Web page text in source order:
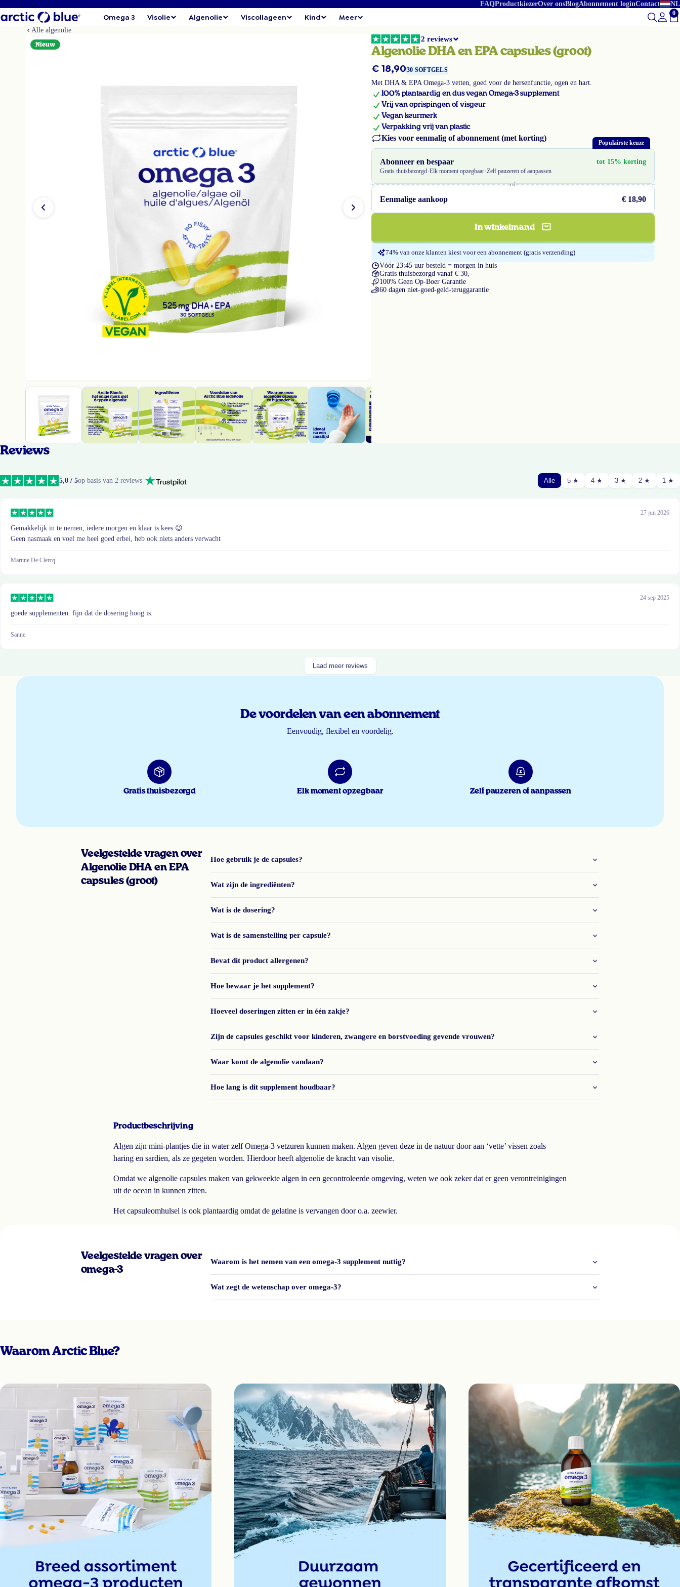
FAQProductkiezerOver onsBlogAbonnement loginContact NL
Omega 3 Visolie Algenolie Viscollageen Kind Meer 0
Alle algenolie
Nieuw
2 reviews
Algenolie DHA en EPA capsules (groot)
Normale
prijs
€ 18,9030 SOFTGELS
Met DHA & EPA Omega-3 vetten, goed voor de hersenfunctie, ogen en hart.
100% plantaardig en dus vegan Omega-3 supplement
Vrij van oprispingen of visgeur
Vegan keurmerk
Verpakking vrij van plastic
Kies voor eenmalig of abonnement (met korting)
Populairste keuze
Abonneer en bespaar tot 15% korting
Gratis thuisbezorgd·Elk moment opzegbaar·Zelf pauzeren of aanpassen
of
Eenmalige aankoop € 18,90
In winkelmand
74% van onze klanten kiest voor een abonnement (gratis verzending)
Vóór 23:45 uur besteld = morgen in huis
Gratis thuisbezorgd vanaf € 30,-
100% Geen Op-Boer Garantie
60 dagen niet-goed-geld-teruggarantie
Reviews
5,0 / 5op basis van 2 reviews Alle 5 ★ 4 ★ 3 ★ 2 ★ 1 ★
27 jun 2026
Gemakkelijk in te nemen, iedere morgen en klaar is kees 😉
Geen nasmaak en voel me heel goed erbei, heb ook niets anders verwacht
Martine De Clercq
24 sep 2025
goede supplementen. fijn dat de dosering hoog is.
Sanne
Laad meer reviews
De voordelen van een abonnement
Eenvoudig, flexibel en voordelig.
Gratis thuisbezorgd Elk moment opzegbaar Zelf pauzeren of aanpassen
Veelgestelde vragen over
Algenolie DHA en EPA
capsules (groot)
Hoe gebruik je de capsules?
Wat zijn de ingrediënten?
Wat is de dosering?
Wat is de samenstelling per capsule?
Bevat dit product allergenen?
Hoe bewaar je het supplement?
Hoeveel doseringen zitten er in één zakje?
Zijn de capsules geschikt voor kinderen, zwangere en borstvoeding gevende vrouwen?
Waar komt de algenolie vandaan?
Hoe lang is dit supplement houdbaar?
Productbeschrijving
Algen zijn mini-plantjes die in water zelf Omega-3 vetzuren kunnen maken. Algen geven deze in de natuur door aan ‘vette’ vissen zoals
haring en sardien, als ze gegeten worden. Hierdoor heeft algenolie de kracht van visolie.
Omdat we algenolie capsules maken van gekweekte algen in een gecontroleerde omgeving, weten we ook zeker dat er geen verontreinigingen
uit de ocean in kunnen zitten.
Het capsuleomhulsel is ook plantaardig omdat de gelatine is vervangen door o.a. zeewier.
Veelgestelde vragen over
omega-3
Waarom is het nemen van een omega-3 supplement nuttig?
Wat zegt de wetenschap over omega-3?
Waarom Arctic Blue?